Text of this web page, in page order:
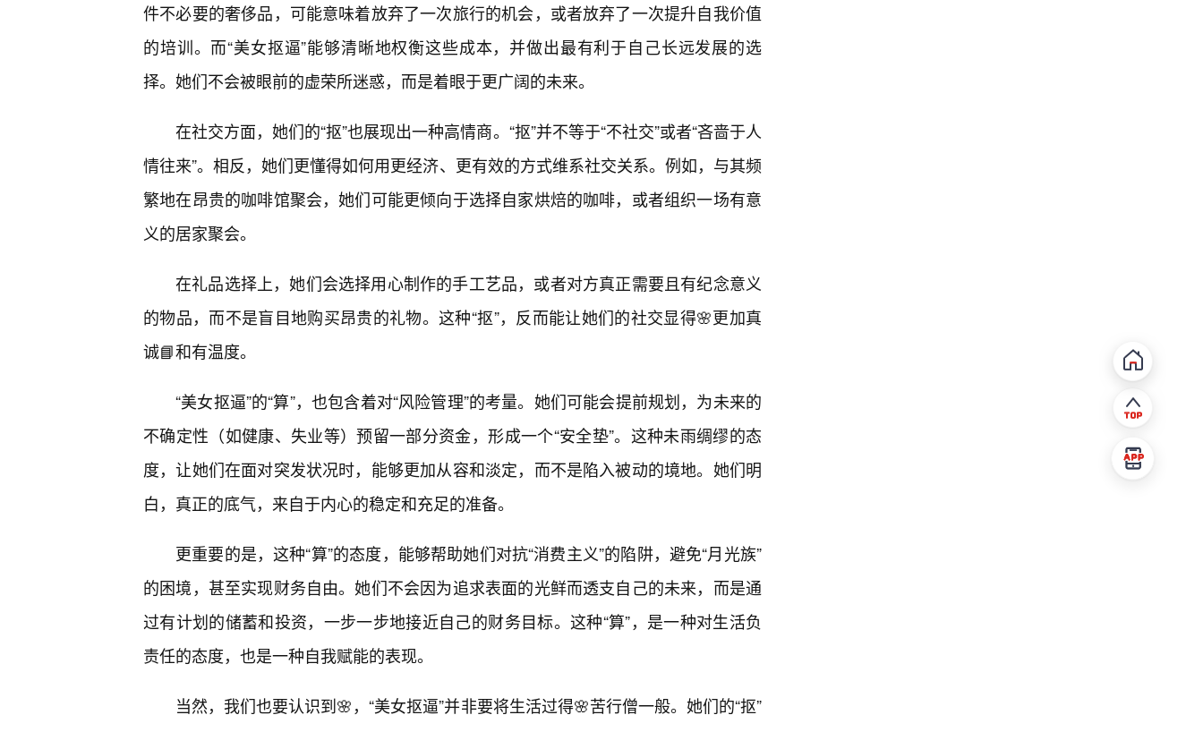
件不必要的奢侈品，可能意味着放弃了一次旅行的机会，或者放弃了一次提升自我价值
的培训。而“美女抠逼”能够清晰地权衡这些成本，并做出最有利于自己长远发展的选
择。她们不会被眼前的虚荣所迷惑，而是着眼于更广阔的未来。
在社交方面，她们的“抠”也展现出一种高情商。“抠”并不等于“不社交”或者“吝啬于人
情往来”。相反，她们更懂得如何用更经济、更有效的方式维系社交关系。例如，与其频
繁地在昂贵的咖啡馆聚会，她们可能更倾向于选择自家烘焙的咖啡，或者组织一场有意
义的居家聚会。
在礼品选择上，她们会选择用心制作的手工艺品，或者对方真正需要且有纪念意义
的物品，而不是盲目地购买昂贵的礼物。这种“抠”，反而能让她们的社交显得🌸更加真
诚📘和有温度。
“美女抠逼”的“算”，也包含着对“风险管理”的考量。她们可能会提前规划，为未来的
不确定性（如健康、失业等）预留一部分资金，形成一个“安全垫”。这种未雨绸缪的态
度，让她们在面对突发状况时，能够更加从容和淡定，而不是陷入被动的境地。她们明
白，真正的底气，来自于内心的稳定和充足的准备。
更重要的是，这种“算”的态度，能够帮助她们对抗“消费主义”的陷阱，避免“月光族”
的困境，甚至实现财务自由。她们不会因为追求表面的光鲜而透支自己的未来，而是通
过有计划的储蓄和投资，一步一步地接近自己的财务目标。这种“算”，是一种对生活负
责任的态度，也是一种自我赋能的表现。
当然，我们也要认识到🌸，“美女抠逼”并非要将生活过得🌸苦行僧一般。她们的“抠”